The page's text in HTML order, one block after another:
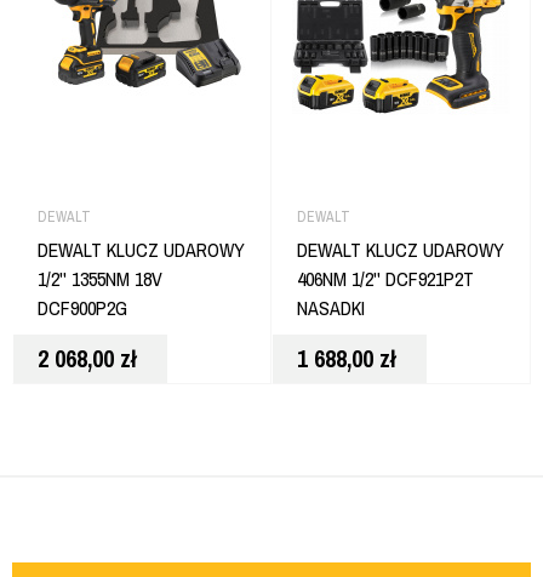
DEWALT
DEWALT KLUCZ UDAROWY
1/2'' 1355NM 18V
DCF900P2G
2 068,00 zł
DEWALT
DEWALT KLUCZ UDAROWY
406NM 1/2'' DCF921P2T
NASADKI
1 688,00 zł